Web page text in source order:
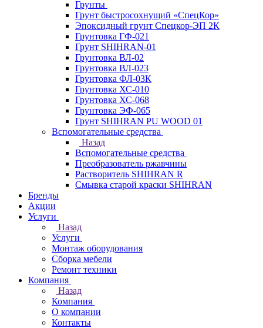
Грунты
Грунт быстросохнущий «СпецКор»
Эпоксидный грунт Спецкор-ЭП 2К
Грунтовка ГФ-021
Грунт SHIHRAN-01
Грунтовка ВЛ-02
Грунтовка ВЛ-023
Грунтовка ФЛ-03К
Грунтовка ХС-010
Грунтовка ХС-068
Грунтовка ЭФ-065
Грунт SHIHRAN PU WOOD 01
Вспомогательные средства
Назад
Вспомогательные средства
Преобразователь ржавчины
Растворитель SHIHRAN R
Смывка старой краски SHIHRAN
Бренды
Акции
Услуги
Назад
Услуги
Монтаж оборудования
Сборка мебели
Ремонт техники
Компания
Назад
Компания
О компании
Контакты